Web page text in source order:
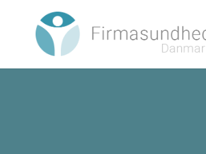
Hoppa till huvudinnehåll